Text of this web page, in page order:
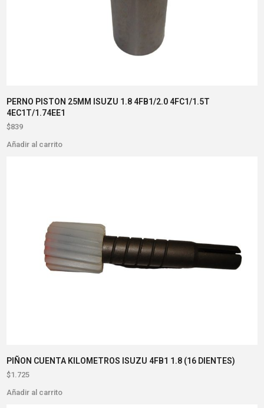
PERNO PISTON 25MM ISUZU 1.8 4FB1/2.0 4FC1/1.5T
4EC1T/1.74EE1
$839
Añadir al carrito
PIÑON CUENTA KILOMETROS ISUZU 4FB1 1.8 (16 DIENTES)
$1.725
Añadir al carrito